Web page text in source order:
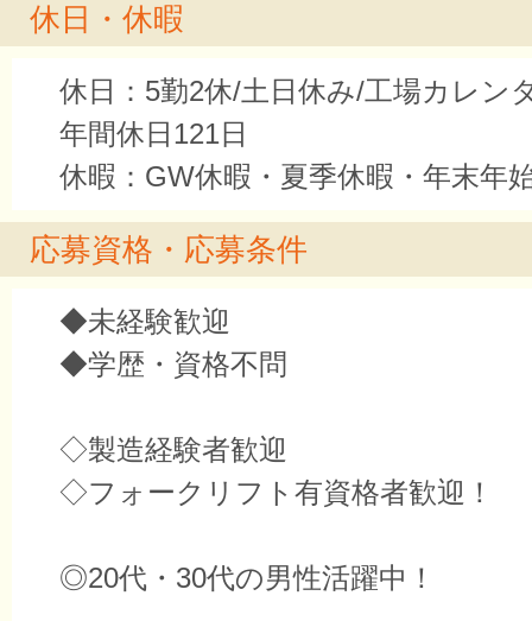
休日・休暇
休日：5勤2休/土日休み/工場カレン
年間休日121日
休暇：GW休暇・夏季休暇・年末年
応募資格・応募条件
◆未経験歓迎
◆学歴・資格不問
◇製造経験者歓迎
◇フォークリフト有資格者歓迎！
◎20代・30代の男性活躍中！